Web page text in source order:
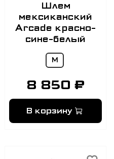
Шлем
мексиканский
Arcade красно-
сине-белый
M
8 850 ₽
В корзину